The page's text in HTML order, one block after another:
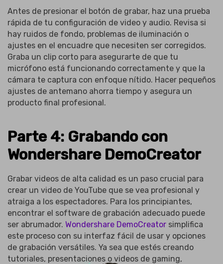
Antes de presionar el botón de grabar, haz una prueba
rápida de tu configuración de video y audio. Revisa si
hay ruidos de fondo, problemas de iluminación o
ajustes en el encuadre que necesiten ser corregidos.
Graba un clip corto para asegurarte de que tu
micrófono está funcionando correctamente y que la
cámara te captura con enfoque nítido. Hacer pequeños
ajustes de antemano ahorra tiempo y asegura un
producto final profesional.
Parte 4: Grabando con
Wondershare DemoCreator
Grabar videos de alta calidad es un paso crucial para
crear un video de YouTube que se vea profesional y
atraiga a los espectadores. Para los principiantes,
encontrar el software de grabación adecuado puede
ser abrumador. Wondershare DemoCreator simplifica
este proceso con su interfaz fácil de usar y opciones
de grabación versátiles. Ya sea que estés creando
tutoriales, presentaciones o videos de gaming,